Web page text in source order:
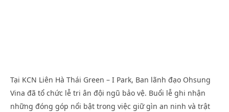
Tại KCN Liên Hà Thái Green – I Park, Ban lãnh đạo Ohsung
Vina đã tổ chức lễ tri ân đội ngũ bảo vệ. Buổi lễ ghi nhận
những đóng góp nổi bật trong việc giữ gìn an ninh và trật